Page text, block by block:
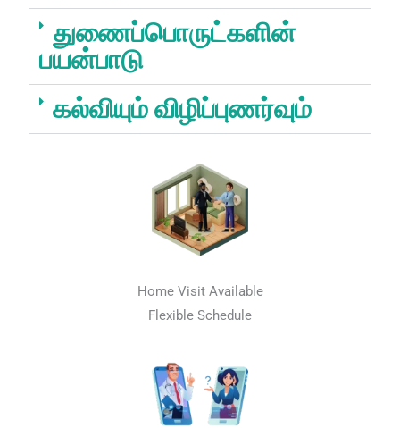
துணைப்பொருட்களின்
பயன்பாடு
கல்வியும் விழிப்புணர்வும்
Home Visit Available
Flexible Schedule